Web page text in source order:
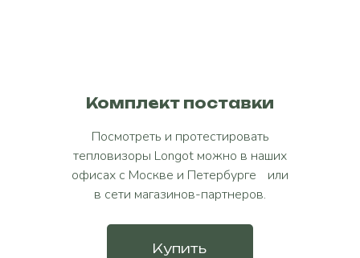
Купить
Комплект поставки
Посмотреть и протестировать
тепловизоры Longot можно в наших
офисах с Москве и Петербурге или
в сети магазинов-партнеров.